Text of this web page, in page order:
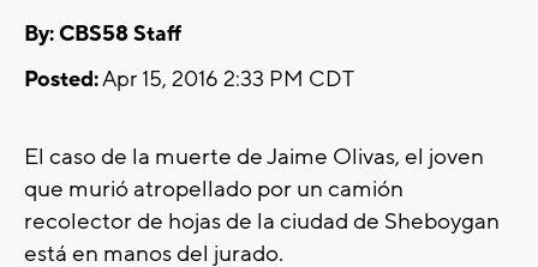
By: CBS58 Staff
Posted:Apr 15, 2016 2:33 PM CDT
El caso de la muerte de Jaime Olivas, el joven
que murió atropellado por un camión
recolector de hojas de la ciudad de Sheboygan
está en manos del jurado.